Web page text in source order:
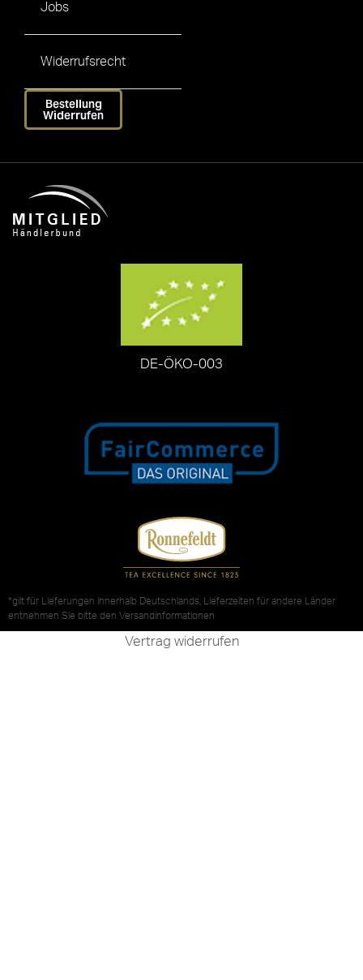
Jobs
Widerrufsrecht
Bestellung
Widerrufen
DE-ÖKO-003
*gilt für Lieferungen innerhalb Deutschlands, Lieferzeiten für andere Länder
entnehmen Sie bitte den Versandinformationen
Vertrag widerrufen